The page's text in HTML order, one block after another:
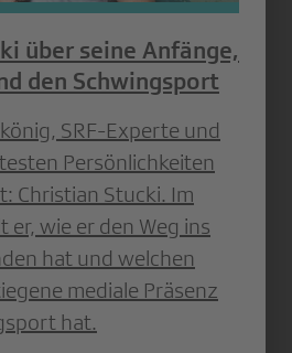
über seine Anfänge,
den Schwingsport
SRF-Experte und
Persönlichkeiten
Christian Stucki. Im
wie er den Weg ins
hat und welchen
mediale Präsenz
hat.